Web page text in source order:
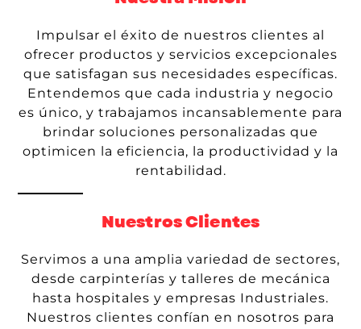
Impulsar el éxito de nuestros clientes al
ofrecer productos y servicios excepcionales
que satisfagan sus necesidades específicas.
Entendemos que cada industria y negocio
es único, y trabajamos incansablemente para
brindar soluciones personalizadas que
optimicen la eficiencia, la productividad y la
rentabilidad.
Nuestros Clientes
Servimos a una amplia variedad de sectores,
desde carpinterías y talleres de mecánica
hasta hospitales y empresas Industriales.
Nuestros clientes confían en nosotros para